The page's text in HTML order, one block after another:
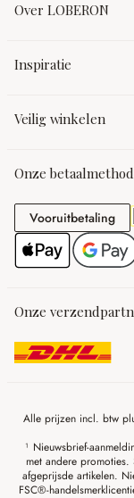
Over LOBERON
Inspiratie
Veilig winkelen
Onze
Vooruitbetaling
Onze
Alle prijzen incl. btw
¹ Nieuwsbrief-
met andere
afgeprijsde artikelen.
FSC®-